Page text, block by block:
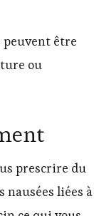
peuvent être
ou
prescrire du
liées à